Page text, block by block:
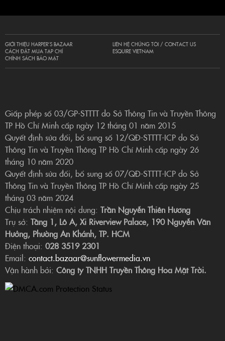
GIỚI THIỆU HARPER’S BAZAAR
CÁCH ĐẶT MUA TẠP CHÍ
CHÍNH SÁCH BẢO MẬT
LIÊN HỆ CHÚNG TÔI / CONTACT US
ESQUIRE VIETNAM
Giấp phép số 03/GP-STTTT do Sở Thông Tin và Truyền Thông
TP Hồ Chí Minh cấp ngày 12 tháng 01 năm 2015
Quyết định sửa đổi, bổ sung số 12/QĐ-STTTT-ICP do Sở
Thông Tin và Truyền Thông TP Hồ Chí Minh cấp ngày 26
tháng 10 năm 2020
Quyết định sửa đổi, bổ sung số 07/QĐ-STTTT-ICP do Sở
Thông Tin và Truyền Thông TP Hồ Chí Minh cấp ngày 25
tháng 03 năm 2024
Chịu trách nhiệm nội dung: Trần Nguyễn Thiên Hương
Trụ sở: Tầng 1, Lô A, Xi Riverview Palace, 190 Nguyễn Văn
Hưởng, Phường An Khánh, TP. HCM
Điện thoại: 028 3519 2301
Email: contact.bazaar@sunflowermedia.vn
Vận hành bởi: Công ty TNHH Truyền Thông Hoa Mặt Trời.